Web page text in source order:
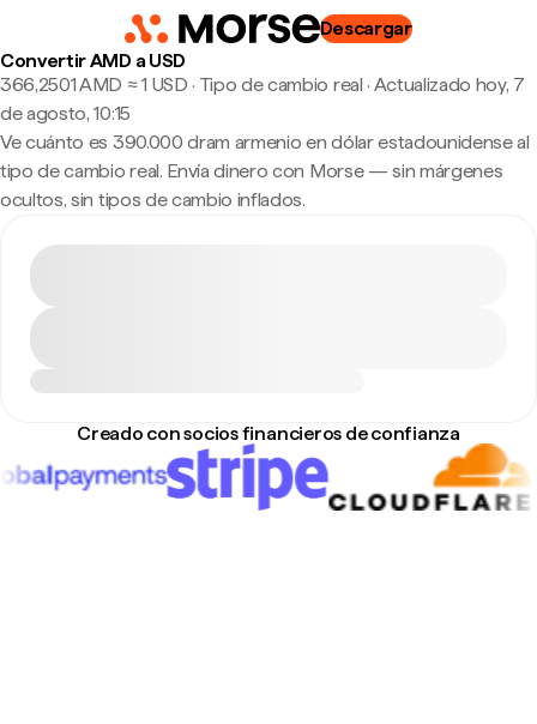
Descargar
Convertir AMD a USD
366,2501 AMD ≈ 1 USD · Tipo de cambio real · Actualizado hoy, 7
de agosto, 10:15
Ve cuánto es 390.000 dram armenio en dólar estadounidense al
tipo de cambio real. Envía dinero con Morse — sin márgenes
ocultos, sin tipos de cambio inflados.
Creado con socios financieros de confianza